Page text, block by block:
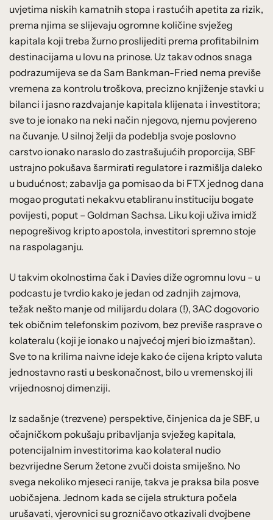
uvjetima niskih kamatnih stopa i rastućih apetita za rizik,
prema njima se slijevaju ogromne količine svježeg
kapitala koji treba žurno proslijediti prema profitabilnim
destinacijama u lovu na prinose. Uz takav odnos snaga
podrazumijeva se da Sam Bankman-Fried nema previše
vremena za kontrolu troškova, precizno knjiženje stavki u
bilanci i jasno razdvajanje kapitala klijenata i investitora;
sve to je ionako na neki način njegovo, njemu povjereno
na čuvanje. U silnoj želji da podeblja svoje poslovno
carstvo ionako naraslo do zastrašujućih proporcija, SBF
ustrajno pokušava šarmirati regulatore i razmišlja daleko
u budućnost; zabavlja ga pomisao da bi FTX jednog dana
mogao progutati nekakvu etabliranu instituciju bogate
povijesti, poput – Goldman Sachsa. Liku koji uživa imidž
nepogrešivog kripto apostola, investitori spremno stoje
na raspolaganju.
U takvim okolnostima čak i Davies diže ogromnu lovu – u
podcastu je tvrdio kako je jedan od zadnjih zajmova,
težak nešto manje od milijardu dolara (!), 3AC dogovorio
tek običnim telefonskim pozivom, bez previše rasprave o
kolateralu (koji je ionako u najvećoj mjeri bio izmaštan).
Sve to na krilima naivne ideje kako će cijena kripto valuta
jednostavno rasti u beskonačnost, bilo u vremenskoj ili
vrijednosnoj dimenziji.
Iz sadašnje (trezvene) perspektive, činjenica da je SBF, u
očajničkom pokušaju pribavljanja svježeg kapitala,
potencijalnim investitorima kao kolateral nudio
bezvrijedne Serum žetone zvuči doista smiješno. No
svega nekoliko mjeseci ranije, takva je praksa bila posve
uobičajena. Jednom kada se cijela struktura počela
urušavati, vjerovnici su grozničavo otkazivali dvojbene